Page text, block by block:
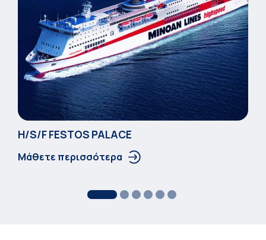
Η/S/F FESTOS PALACΕ
Μάθετε περισσότερα